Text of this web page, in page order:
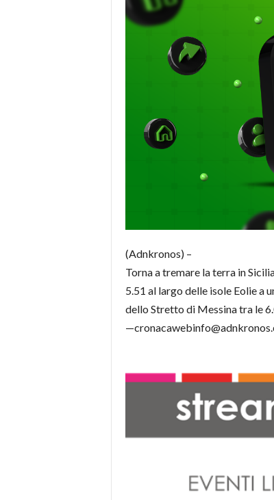
(Adnkronos) –
Torna a tremare la terra in
5.51 al largo delle isole Eolie a
dello Stretto di Messina tra le